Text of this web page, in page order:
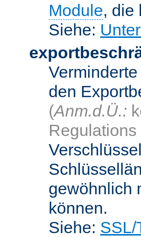
Module, die
Siehe:
den
(Anm.d.Ü.:
Regulations
gewöhnlich
können.
Siehe: SSL/